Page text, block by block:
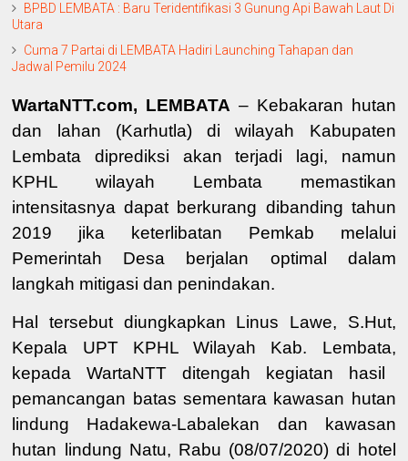
BPBD LEMBATA : Baru Teridentifikasi 3 Gunung Api Bawah Laut Di
Utara
Cuma 7 Partai di LEMBATA Hadiri Launching Tahapan dan
Jadwal Pemilu 2024
WartaNTT.com, LEMBATA – Kebakaran hutan
dan lahan (Karhutla) di wilayah Kabupaten
Lembata diprediksi akan terjadi lagi, namun
KPHL wilayah Lembata memastikan
intensitasnya dapat berkurang dibanding tahun
2019 jika keterlibatan Pemkab melalui
Pemerintah Desa berjalan optimal dalam
langkah mitigasi dan penindakan.
Hal tersebut diungkapkan Linus Lawe, S.Hut,
Kepala UPT KPHL Wilayah Kab. Lembata,
kepada WartaNTT ditengah kegiatan
hasil
pemancangan batas sementara kawasan hutan
lindung Hadakewa-Labalekan dan kawasan
hutan lindung Natu, Rabu (08/07/2020) di hotel